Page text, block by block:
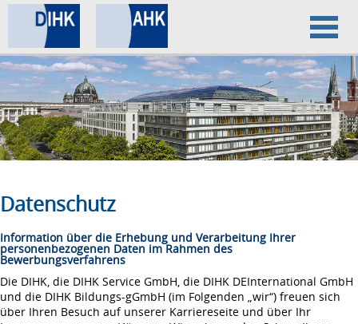
Home
Datenschutz
Impressum
Datenschutz
Information über die Erhebung und Verarbeitung Ihrer
personenbezogenen Daten im Rahmen des
Bewerbungsverfahrens
Die DIHK, die DIHK Service GmbH, die DIHK DEInternational GmbH
und die DIHK Bildungs-gGmbH (im Folgenden „wir“) freuen sich
über Ihren Besuch auf unserer Karriereseite und über Ihr